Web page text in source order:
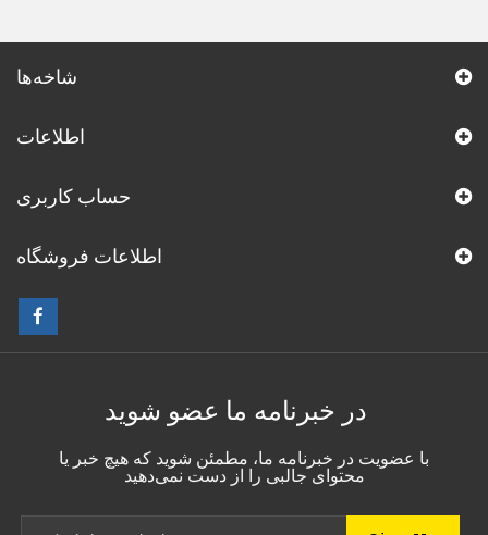
شاخه‌ها
اطلاعات
حساب کاربری
اطلاعات فروشگاه
در خبرنامه ما عضو شوید
با عضویت در خبرنامه ما، مطمئن شوید که هیچ خبر یا
محتوای جالبی را از دست نمی‌دهید